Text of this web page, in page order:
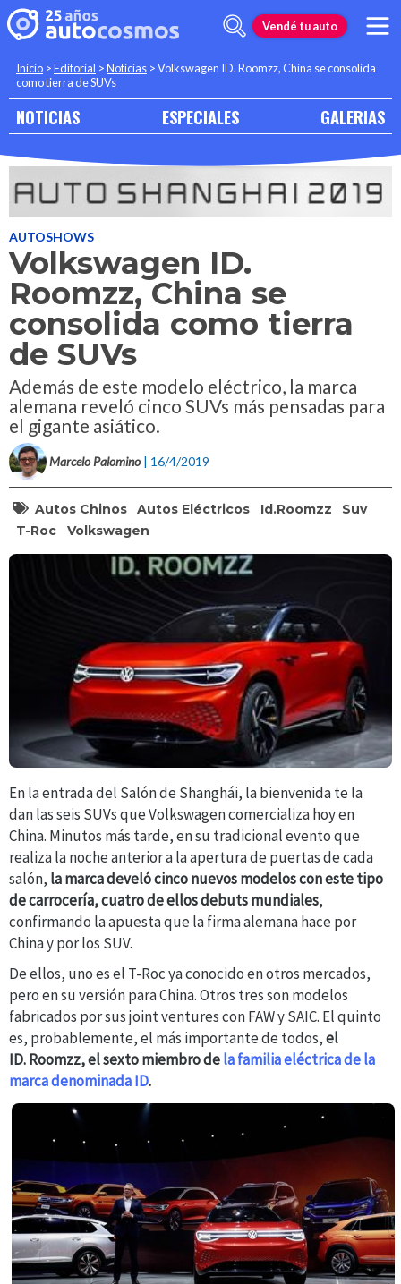
Vendé tu auto
Inicio >Editorial >Noticias >Volkswagen ID. Roomzz, China se consolida
como tierra de SUVs
NOTICIAS ESPECIALES GALERIAS
AUTOSHOWS
Volkswagen ID.
Roomzz, China se
consolida como tierra
de SUVs
Además de este modelo eléctrico, la marca
alemana reveló cinco SUVs más pensadas para
el gigante asiático.
Marcelo Palomino | 16/4/2019
Autos Chinos Autos Eléctricos Id.roomzz
Suv
T-Roc
Volkswagen
En la entrada del Salón de Shanghái, la bienvenida te la
dan las seis SUVs que Volkswagen comercializa hoy en
China. Minutos más tarde, en su tradicional evento que
realiza la noche anterior a la apertura de puertas de cada
salón, la marca develó cinco nuevos modelos con este tipo
de carrocería, cuatro de ellos debuts mundiales,
confirmando la apuesta que la firma alemana hace por
China y por los SUV.
De ellos, uno es el T-Roc ya conocido en otros mercados,
pero en su versión para China. Otros tres son modelos
fabricados por sus joint ventures con FAW y SAIC. El quinto
es, probablemente, el más importante de todos,el
ID. Roomzz, el sexto miembro dela familia eléctrica de la
marca denominada ID.